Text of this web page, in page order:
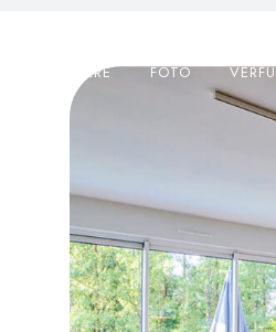
KOMMENTARE FOTO